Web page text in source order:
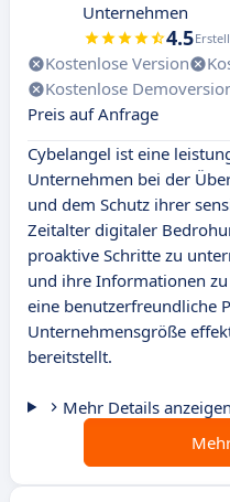
Unternehmen
4.5
Kostenlose Version
Kostenlose
Preis auf Anfrage
Cybelangel ist eine
Unternehmen bei der
und dem Schutz ihrer
Zeitalter digitaler
proaktive Schritte zu
und ihre Informationen
eine benutzerfreundliche
Unternehmensgröße
bereitstellt.
Mehr Details anzeigen